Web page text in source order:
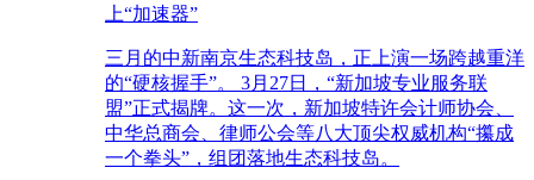
上“加速器”
三月的中新南京生态科技岛，正上演一场跨越重洋
的“硬核握手”。 3月27日，“新加坡专业服务联
盟”正式揭牌。这一次，新加坡特许会计师协会、
中华总商会、律师公会等八大顶尖权威机构“攥成
一个拳头”，组团落地生态科技岛。